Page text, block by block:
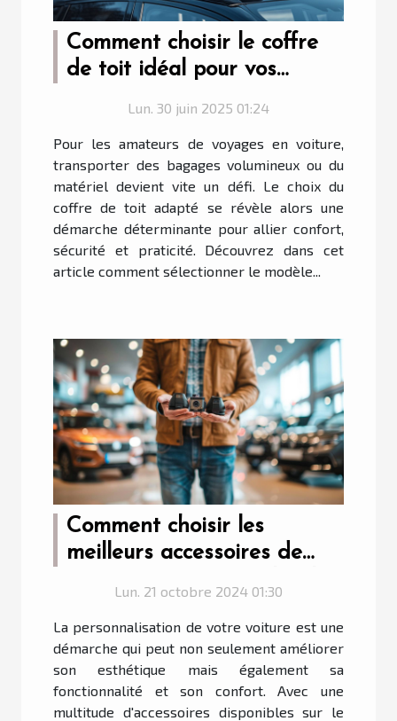
Comment choisir le coffre
de toit idéal pour vos
Lun. 30 juin 2025 01:24
Pour les amateurs de voyages en voiture,
transporter des bagages volumineux ou du
matériel devient vite un défi. Le choix du
coffre de toit adapté se révèle alors une
démarche déterminante pour allier confort,
sécurité et praticité. Découvrez dans cet
article comment sélectionner le modèle...
Comment choisir les
meilleurs accessoires de
Lun. 21 octobre 2024 01:30
La personnalisation de votre voiture est une
démarche qui peut non seulement améliorer
son esthétique mais également sa
fonctionnalité et son confort. Avec une
multitude d'accessoires disponibles sur le